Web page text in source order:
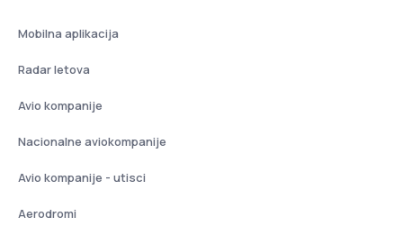
Mobilna aplikacija
Radar letova
Avio kompanije
Nacionalne aviokompanije
Avio kompanije - utisci
Aerodromi